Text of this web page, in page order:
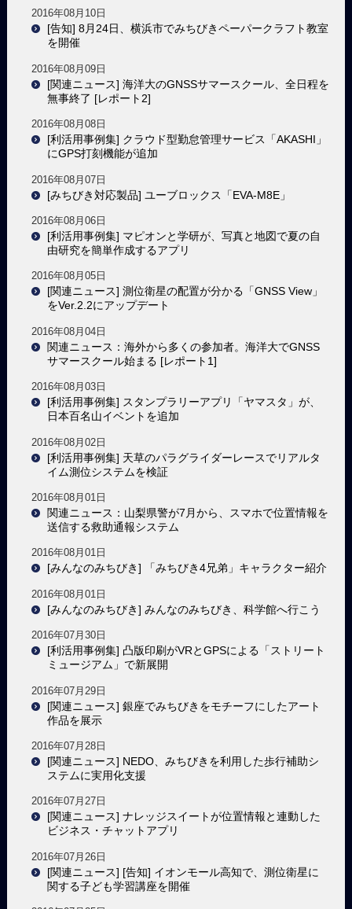
2016年08月10日
[告知] 8月24日、横浜市でみちびきペーパークラフト教室
を開催
2016年08月09日
[関連ニュース] 海洋大のGNSSサマースクール、全日程を
無事終了 [レポート2]
2016年08月08日
[利活用事例集] クラウド型勤怠管理サービス「AKASHI」
にGPS打刻機能が追加
2016年08月07日
[みちびき対応製品] ユーブロックス「EVA-M8E」
2016年08月06日
[利活用事例集] マピオンと学研が、写真と地図で夏の自
由研究を簡単作成するアプリ
2016年08月05日
[関連ニュース] 測位衛星の配置が分かる「GNSS View」
をVer.2.2にアップデート
2016年08月04日
関連ニュース：海外から多くの参加者。海洋大でGNSS
サマースクール始まる [レポート1]
2016年08月03日
[利活用事例集] スタンプラリーアプリ「ヤマスタ」が、
日本百名山イベントを追加
2016年08月02日
[利活用事例集] 天草のパラグライダーレースでリアルタ
イム測位システムを検証
2016年08月01日
関連ニュース：山梨県警が7月から、スマホで位置情報を
送信する救助通報システム
2016年08月01日
[みんなのみちびき] 「みちびき4兄弟」キャラクター紹介
2016年08月01日
[みんなのみちびき] みんなのみちびき、科学館へ行こう
2016年07月30日
[利活用事例集] 凸版印刷がVRとGPSによる「ストリート
ミュージアム」で新展開
2016年07月29日
[関連ニュース] 銀座でみちびきをモチーフにしたアート
作品を展示
2016年07月28日
[関連ニュース] NEDO、みちびきを利用した歩行補助シ
ステムに実用化支援
2016年07月27日
[関連ニュース] ナレッジスイートが位置情報と連動した
ビジネス・チャットアプリ
2016年07月26日
[関連ニュース] [告知] イオンモール高知で、測位衛星に
関する子ども学習講座を開催